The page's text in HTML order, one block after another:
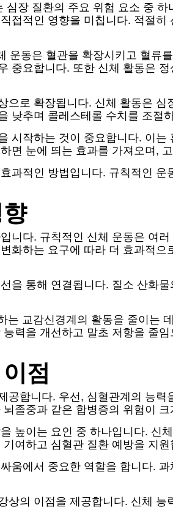
장 질환의 주요 위험 요소 중
접적인 영향을 미칩니다. 적절
운동은 혈관을 확장시키고 혈류
중요합니다. 또한 신체 활동은
로 확장됩니다. 신체 활동은
낮추며 콜레스테롤 수치를 조절
시작하는 것이 중요합니다. 이
면 눈에 띄는 효과를 가져오며,
과적인 방법입니다. 규칙적인
니다. 규칙적인 신체 운동은 여
화하는 요구에 따라 더 효과적
을 통해 연결됩니다. 질소 산화
는 교감신경계의 활동을 줄이는
력을 개선하고 말초 저항을 줄
점
공합니다. 우선, 심혈관계의 능
졸중과 같은 합병증의 위험이
높이는 요인 중 하나입니다. 신
여하고 심혈관 질환 예방을 지원
움에서 중요한 역할을 합니다.
의 이점을 제공합니다. 신체